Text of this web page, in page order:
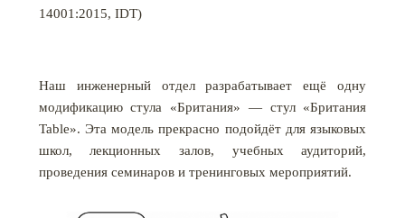
14001:2015, IDT)
Наш инженерный отдел разрабатывает ещё одну
модификацию стула «Британия» — стул «Британия
Table». Эта модель прекрасно подойдёт для языковых
школ, лекционных залов, учебных аудиторий,
проведения семинаров и тренинговых мероприятий.